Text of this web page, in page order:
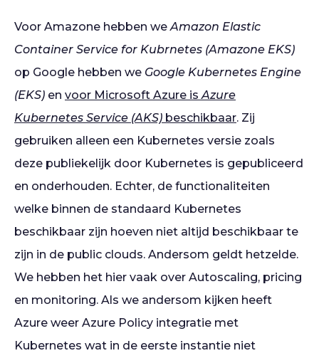
Voor Amazone hebben weAmazon Elastic
Container Service for Kubrnetes (Amazone EKS)
op Google hebben we Google Kubernetes Engine
(EKS) en voor Microsoft Azure isAzure
Kubernetes Service (AKS) beschikbaar. Zij
gebruiken alleen een Kubernetes versie zoals
deze publiekelijk door Kubernetes is gepubliceerd
en onderhouden. Echter, de functionaliteiten
welke binnen de standaard Kubernetes
beschikbaar zijn hoeven niet altijd beschikbaar te
zijn in de public clouds. Andersom geldt hetzelde.
We hebben het hier vaak over Autoscaling, pricing
en monitoring. Als we andersom kijken heeft
Azure weer Azure Policy integratie met
Kubernetes wat in de eerste instantie niet